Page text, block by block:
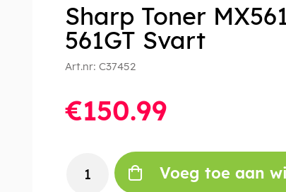
Sharp Toner
561GT Svart
Art.nr: C37452
€150.99
Voeg toe aan